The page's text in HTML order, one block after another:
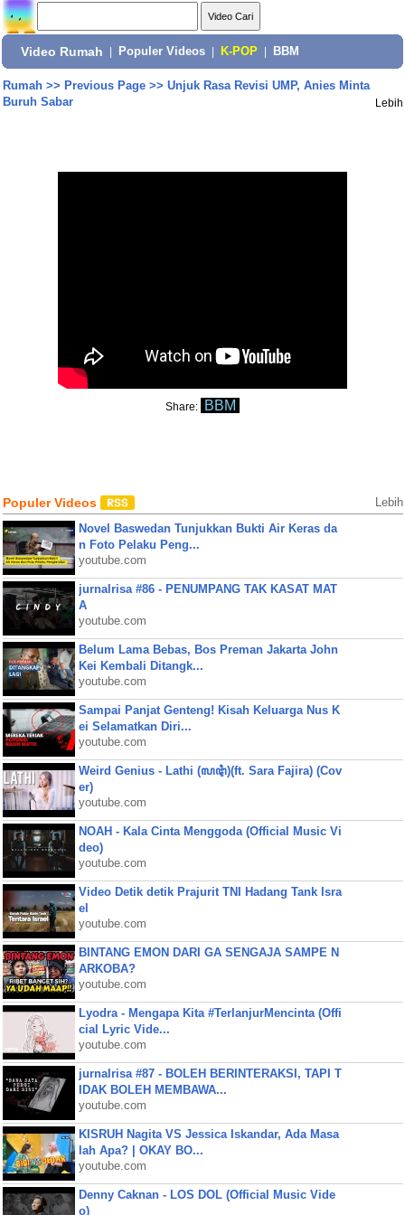
Video Rumah Populer Videos K-POP BBM
Rumah>> Previous Page>> Unjuk Rasa Revisi UMP, Anies Minta
Buruh Sabar
Lebih
Share: BBM
Populer Videos Lebih
Novel Baswedan Tunjukkan Bukti Air Keras da
n Foto Pelaku Peng...
youtube.com
jurnalrisa #86 - PENUMPANG TAK KASAT MAT
A
youtube.com
Belum Lama Bebas, Bos Preman Jakarta John
Kei Kembali Ditangk...
youtube.com
Sampai Panjat Genteng! Kisah Keluarga Nus K
ei Selamatkan Diri...
youtube.com
Weird Genius - Lathi (ꦭꦛꦶ)(ft. Sara Fajira) (Cov
er)
youtube.com
NOAH - Kala Cinta Menggoda (Official Music Vi
deo)
youtube.com
Video Detik detik Prajurit TNI Hadang Tank Isra
el
youtube.com
BINTANG EMON DARI GA SENGAJA SAMPE N
ARKOBA?
youtube.com
Lyodra - Mengapa Kita #TerlanjurMencinta (Offi
cial Lyric Vide...
youtube.com
jurnalrisa #87 - BOLEH BERINTERAKSI, TAPI T
IDAK BOLEH MEMBAWA...
youtube.com
KISRUH Nagita VS Jessica Iskandar, Ada Masa
lah Apa? | OKAY BO...
youtube.com
Denny Caknan - LOS DOL (Official Music Vide
o)